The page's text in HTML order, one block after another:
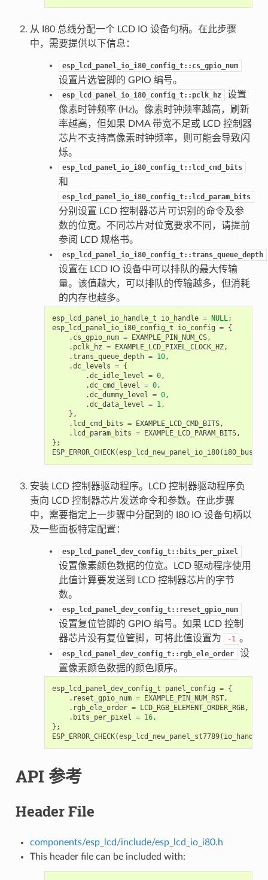
从 I80 总线分配一个 LCD IO 设备句柄。在此步骤
中，需要提供以下信息：
esp_lcd_panel_io_i80_config_t::cs_gpio_num
设置片选管脚的 GPIO 编号。
esp_lcd_panel_io_i80_config_t::pclk_hz
设置
像素时钟频率 (Hz)。像素时钟频率越高，刷新
率越高，但如果 DMA 带宽不足或 LCD 控制器
芯片不支持高像素时钟频率，则可能会导致闪
烁。
esp_lcd_panel_io_i80_config_t::lcd_cmd_bits
和
esp_lcd_panel_io_i80_config_t::lcd_param_bits
分别设置 LCD 控制器芯片可识别的命令及参
数的位宽。不同芯片对位宽要求不同，请提前
参阅 LCD 规格书。
esp_lcd_panel_io_i80_config_t::trans_queue_depth
设置在 LCD IO 设备中可以排队的最大传输
量。该值越大，可以排队的传输越多，但消耗
的内存也越多。
esp_lcd_panel_io_handle_t io_handle = NULL;
esp_lcd_panel_io_i80_config_t
io_config = {
. cs_gpio_num = EXAMPLE_PIN_NUM_CS,
. pclk_hz = EXAMPLE_LCD_PIXEL_CLOCK_HZ,
.trans_queue_depth = 10,
.dc_levels = {
.dc_idle_level = 0,
.dc_cmd_level = 0,
.dc_dummy_level = 0,
.dc_data_level = 1,
},
. lcd_cmd_bits = EXAMPLE_LCD_CMD_BITS,
. lcd_param_bits = EXAMPLE_LCD_PARAM_BITS,
};
ESP_ERROR_CHECK(esp_lcd_new_panel_io_i80( i80_bus
安装 LCD 控制器驱动程序。LCD 控制器驱动程序负
责向 LCD 控制器芯片发送命令和参数。在此步骤
中，需要指定上一步骤中分配到的 I80 IO 设备句柄以
及一些面板特定配置：
esp_lcd_panel_dev_config_t::bits_per_pixel
设置像素颜色数据的位宽。LCD 驱动程序使用
此值计算要发送到 LCD 控制器芯片的字节
数。
esp_lcd_panel_dev_config_t::reset_gpio_num
设置复位管脚的 GPIO 编号。如果 LCD 控制
器芯片没有复位管脚，可将此值设置为
-1 。
esp_lcd_panel_dev_config_t::rgb_ele_order
设
置像素颜色数据的颜色顺序。
esp_lcd_panel_dev_config_t panel_config = {
. reset_gpio_num = EXAMPLE_PIN_NUM_RST,
. rgb_ele_order = LCD_RGB_ELEMENT_ORDER_RGB,
. bits_per_pixel = 16,
};
ESP_ERROR_CHECK(esp_lcd_new_panel_st7789( io_handle
API 参考
Header File
components/esp_lcd/include/esp_lcd_io_i80.h
This header file can be included with: